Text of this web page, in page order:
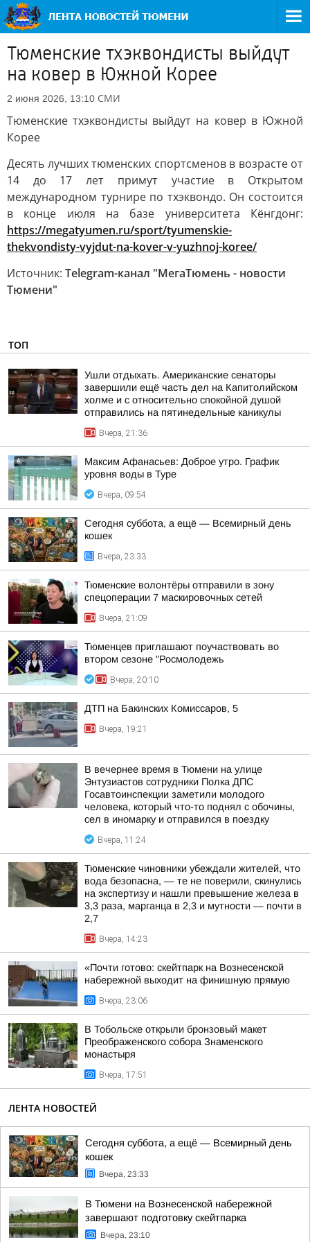
Тюменские тхэквондисты выйдут
на ковер в Южной Корее
2 июня 2026, 13:10 СМИ
Тюменские тхэквондисты выйдут на ковер в Южной
Корее
Десять лучших тюменских спортсменов в возрасте от
14 до 17 лет примут участие в Открытом
международном турнире по тхэквондо. Он состоится
в конце июля на базе университета Кёнгдонг:
https://megatyumen.ru/sport/tyumenskie-
thekvondisty-vyjdut-na-kover-v-yuzhnoj-koree/
Источник: Telegram-канал "МегаТюмень - новости
Тюмени"
ТОП
Ушли отдыхать. Американские сенаторы
завершили ещё часть дел на Капитолийском
холме и с относительно спокойной душой
отправились на пятинедельные каникулы
Вчера, 21:36
Максим Афанасьев: Доброе утро. График
уровня воды в Туре
Вчера, 09:54
Сегодня суббота, а ещё — Всемирный день
кошек
Вчера, 23:33
Тюменские волонтёры отправили в зону
спецоперации 7 маскировочных сетей
Вчера, 21:09
Тюменцев приглашают поучаствовать во
втором сезоне "Росмолодежь
Вчера, 20:10
ДТП на Бакинских Комиссаров, 5
Вчера, 19:21
В вечернее время в Тюмени на улице
Энтузиастов сотрудники Полка ДПС
Госавтоинспекции заметили молодого
человека, который что-то поднял с обочины,
сел в иномарку и отправился в поездку
Вчера, 11:24
Тюменские чиновники убеждали жителей, что
вода безопасна, — те не поверили, скинулись
на экспертизу и нашли превышение железа в
3,3 раза, марганца в 2,3 и мутности — почти в
2,7
Вчера, 14:23
«Почти готово: скейтпарк на Вознесенской
набережной выходит на финишную прямую
Вчера, 23:06
В Тобольске открыли бронзовый макет
Преображенского собора Знаменского
монастыря
Вчера, 17:51
ЛЕНТА НОВОСТЕЙ
Сегодня суббота, а ещё — Всемирный день
кошек
Вчера, 23:33
В Тюмени на Вознесенской набережной
завершают подготовку скейтпарка
Вчера, 23:10